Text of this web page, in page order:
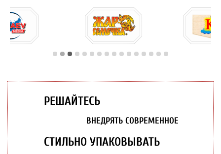
РЕШАЙТЕСЬ
ВНЕДРЯТЬ СОВРЕМЕННОЕ
СТИЛЬНО УПАКОВЫВАТЬ